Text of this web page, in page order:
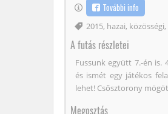
További info
Címke
2015, hazai, közösségi,
A futás részletei
Fussunk együtt 7.-én is.
és ismét egy játékos
lehet! Csősztorony
Megosztás